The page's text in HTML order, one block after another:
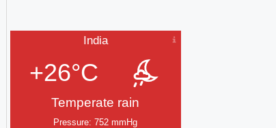
India
+26°C
Temperate rain
Pressure: 752 mmHg